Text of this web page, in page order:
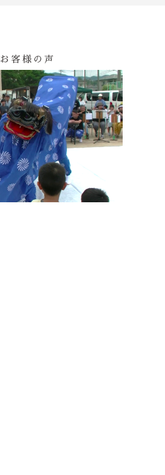
お客様の声